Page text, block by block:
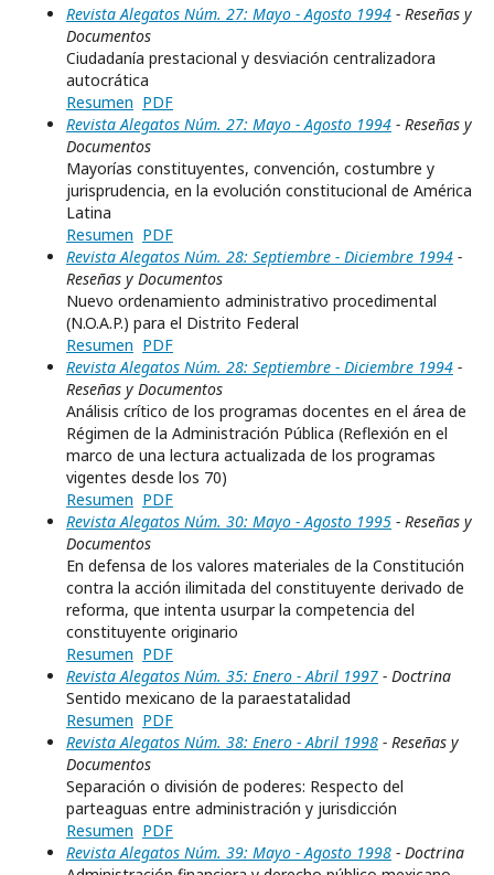
Revista Alegatos Núm. 27: Mayo - Agosto 1994 - Reseñas y
Documentos
Ciudadanía prestacional y desviación centralizadora
autocrática
Resumen PDF
Revista Alegatos Núm. 27: Mayo - Agosto 1994 - Reseñas y
Documentos
Mayorías constituyentes, convención, costumbre y
jurisprudencia, en la evolución constitucional de América
Latina
Resumen PDF
Revista Alegatos Núm. 28: Septiembre - Diciembre 1994 -
Reseñas y Documentos
Nuevo ordenamiento administrativo procedimental
(N.O.A.P.) para el Distrito Federal
Resumen PDF
Revista Alegatos Núm. 28: Septiembre - Diciembre 1994 -
Reseñas y Documentos
Análisis crítico de los programas docentes en el área de
Régimen de la Administración Pública (Reflexión en el
marco de una lectura actualizada de los programas
vigentes desde los 70)
Resumen PDF
Revista Alegatos Núm. 30: Mayo - Agosto 1995 - Reseñas y
Documentos
En defensa de los valores materiales de la Constitución
contra la acción ilimitada del constituyente derivado de
reforma, que intenta usurpar la competencia del
constituyente originario
Resumen PDF
Revista Alegatos Núm. 35: Enero - Abril 1997 - Doctrina
Sentido mexicano de la paraestatalidad
Resumen PDF
Revista Alegatos Núm. 38: Enero - Abril 1998 - Reseñas y
Documentos
Separación o división de poderes: Respecto del
parteaguas entre administración y jurisdicción
Resumen PDF
Revista Alegatos Núm. 39: Mayo - Agosto 1998 - Doctrina